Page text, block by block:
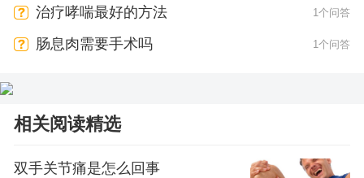
治疗哮喘最好的方法 1个问答
肠息肉需要手术吗 1个问答
相关阅读精选
双手关节痛是怎么回事